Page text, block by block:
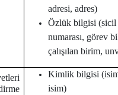
adresi, adres)
Özlük bilgisi (sicil
numarası, görev
çalışılan birim,
Kimlik bilgisi
isim)